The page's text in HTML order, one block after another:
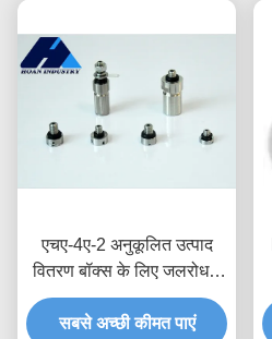
एचए-4ए-2 अनुकूलित उत्पाद
वितरण बॉक्स के लिए जलरोधक
सांस लेने योग्य वाल्व जलरोधक
और नमी संरक्षण
सबसे अच्छी कीमत पाएं